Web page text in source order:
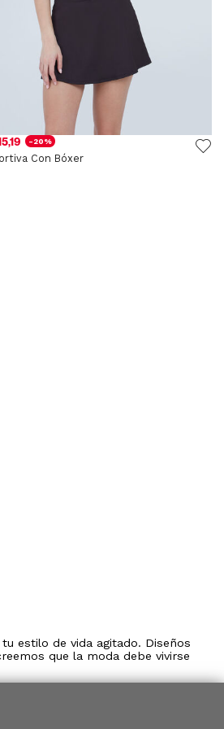
-20%
Con Bóxer
estilo de vida agitado. Diseños
que la moda debe vivirse